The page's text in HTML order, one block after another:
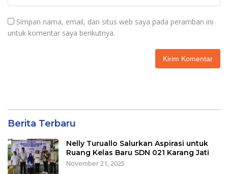
Simpan nama, email, dan situs web saya pada peramban ini
untuk komentar saya berikutnya.
Berita Terbaru
Nelly Turuallo Salurkan Aspirasi untuk
Ruang Kelas Baru SDN 021 Karang Jati
November 21, 2025